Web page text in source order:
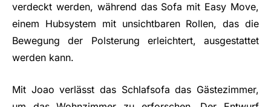
verdeckt werden, während das Sofa mit Easy Move,
einem Hubsystem mit unsichtbaren Rollen, das die
Bewegung der Polsterung erleichtert, ausgestattet
werden kann.
Mit Joao verlässt das Schlafsofa das Gästezimmer,